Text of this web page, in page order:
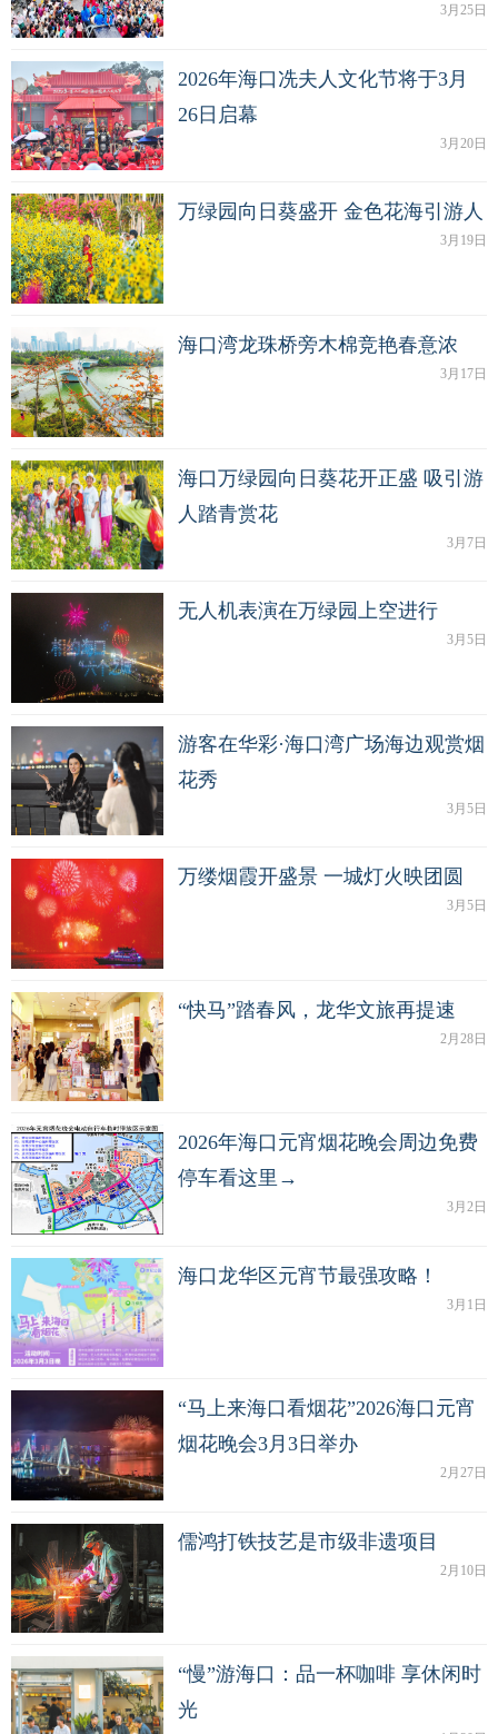
3月25日
2026年海口冼夫人文化节将于3月
26日启幕
3月20日
万绿园向日葵盛开 金色花海引游人
3月19日
海口湾龙珠桥旁木棉竞艳春意浓
3月17日
海口万绿园向日葵花开正盛 吸引游
人踏青赏花
3月7日
无人机表演在万绿园上空进行
3月5日
游客在华彩·海口湾广场海边观赏烟
花秀
3月5日
万缕烟霞开盛景 一城灯火映团圆
3月5日
“快马”踏春风，龙华文旅再提速
2月28日
2026年海口元宵烟花晚会周边免费
停车看这里→
3月2日
海口龙华区元宵节最强攻略！
3月1日
“马上来海口看烟花”2026海口元宵
烟花晚会3月3日举办
2月27日
儒鸿打铁技艺是市级非遗项目
2月10日
“慢”游海口：品一杯咖啡 享休闲时
光